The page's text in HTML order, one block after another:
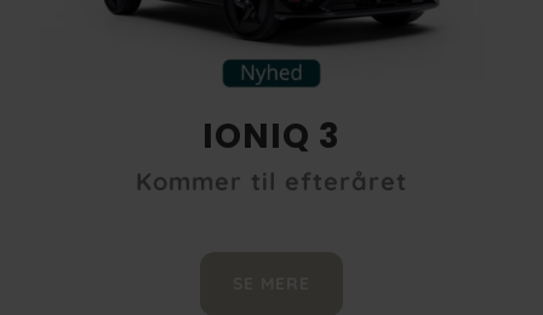
IONIQ 3
Kommer til efteråret